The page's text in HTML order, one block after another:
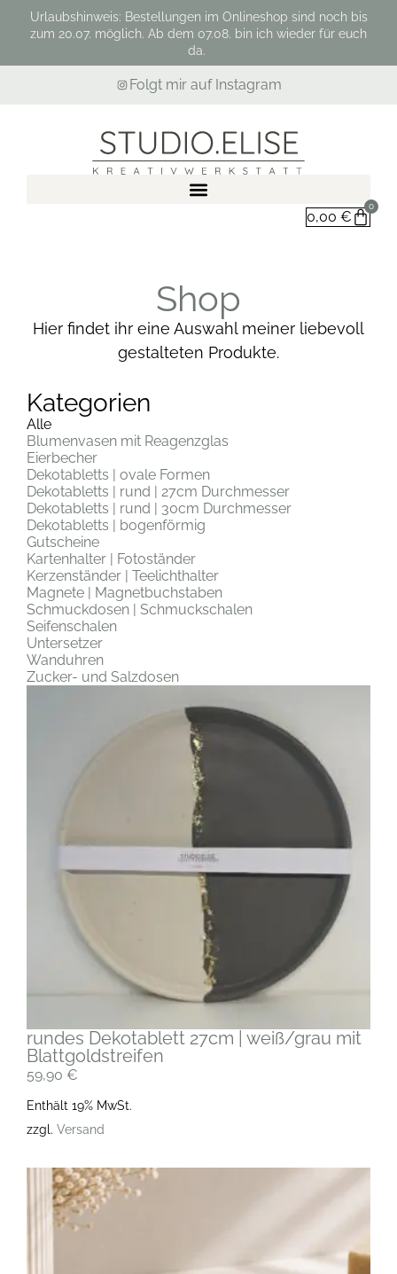
Urlaubshinweis: Bestellungen im Onlineshop sind noch bis
zum 20.07. möglich. Ab dem 07.08. bin ich wieder für euch
da.
Folgt mir auf Instagram
0,00 €
0
Shop
Hier findet ihr eine Auswahl meiner liebevoll
gestalteten Produkte.
Kategorien
Blumenvasen mit Reagenzglas
Eierbecher
Dekotabletts | ovale Formen
Dekotabletts | rund | 27cm Durchmesser
Dekotabletts | rund | 30cm Durchmesser
Dekotabletts | bogenförmig
Gutscheine
Kartenhalter | Fotoständer
Kerzenständer | Teelichthalter
Magnete | Magnetbuchstaben
Schmuckdosen | Schmuckschalen
Seifenschalen
Untersetzer
Wanduhren
Zucker- und Salzdosen
Alle
rundes Dekotablett 27cm | weiß/grau mit
Blattgoldstreifen
59,90 €
Enthält 19% MwSt.
zzgl. Versand